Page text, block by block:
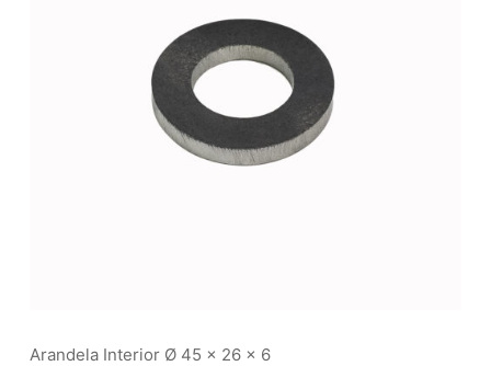
Arandela Interior Ø 45 x 26 x 6